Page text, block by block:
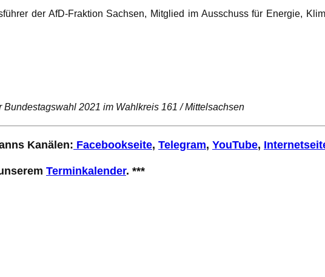
der AfD-Fraktion Sachsen, Mitglied im Ausschuss für Energie,
2021 im Wahlkreis 161 / Mittelsachsen
Kanälen: Facebookseite, Telegram, YouTube,
Terminkalender. ***